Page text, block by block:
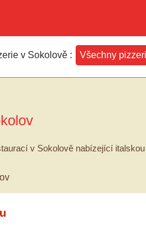
v Sokolově : Všechny
v Sokolově nabízející